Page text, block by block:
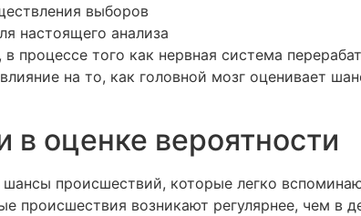
выборов
настоящего анализа
процессе того как нервная система
на то, как головной мозг оценивает
оценке вероятности
происшествий, которые легко
возникают регулярнее, чем в